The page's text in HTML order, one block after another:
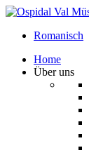
Romanisch
Home
Über uns